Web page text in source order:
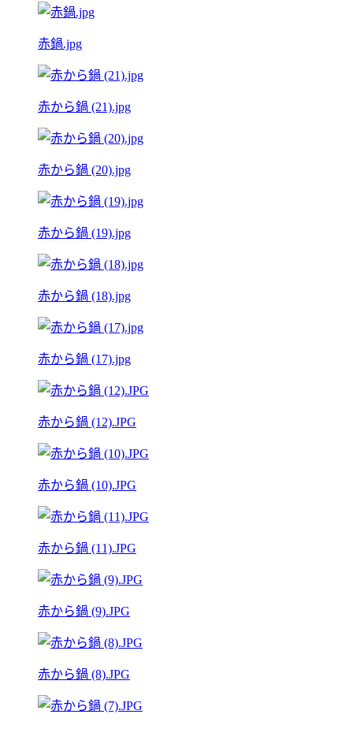
赤鍋.jpg
赤から鍋 (21).jpg
赤から鍋 (20).jpg
赤から鍋 (19).jpg
赤から鍋 (18).jpg
赤から鍋 (17).jpg
赤から鍋 (12).JPG
赤から鍋 (10).JPG
赤から鍋 (11).JPG
赤から鍋 (9).JPG
赤から鍋 (8).JPG